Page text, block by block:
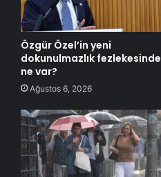
Özgür Özel’in yeni
dokunulmazlık fezlekesinde
ne var?
Ağustos 6, 2026